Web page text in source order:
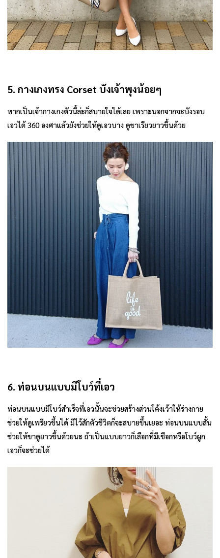
5. กางเกงทรง Corset บังเจ้าพุงน้อยๆ
หากเป็นเจ้ากางเกงตัวนี้ล่ะก็สบายใจได้เลย เพราะนอกจากจะบังรอบ
เอวได้ 360 องศาแล้วยังช่วยให้ดูเอวบาง ดูขาเรียวยาวขึ้นด้วย
6. ท่อนบนแบบมีโบว์ที่เอว
ท่อนบนแบบมีโบว์สำเร็จที่เอวนั้นจะช่วยสร้างส่วนโค้งเว้าให้ร่างกาย
ช่วยให้ดูเพรียวขึ้นได้ มีไว้สักตัวชีวิตก็จะสบายขึ้นเยอะ ท่อนบนแบบสั้น
ช่วยให้ขาดูยาวขึ้นด้วยนะ ถ้าเป็นแบบยาวก็เลือกที่มีเชือกหรือโบว์ผูก
เอวก็จะช่วยได้